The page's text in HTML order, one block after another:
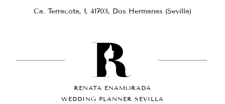
Ca. Terracota, 1, 41703, Dos Hermanas (Sevilla)
RENATA ENAMORADA
WEDDING PLANNER SEVILLA